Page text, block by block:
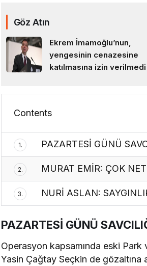
Göz Atın
Ekrem İmamoğlu’nun,
yengesinin cenazesine
katılmasına izin verilmedi
Contents
1. PAZARTESİ GÜNÜ
2. MURAT EMİR: ÇOK
3. NURİ ASLAN:
PAZARTESİ GÜNÜ
Operasyon kapsamında eski
Yasin Çağtay Seçkin de gözaltına